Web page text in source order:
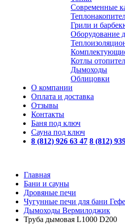
Современные
Грили и
Оборудование
Котлы
Дымоходы
Облицовки
О компании
Оплата и доставка
Отзывы
Контакты
Баня под ключ
Сауна под ключ
8 (812) 926 63 47 8 (812)
Главная
Бани и сауны
Дровяные печи
Чугунные печи для бани
Дымоходы Вермилоджик
Труба дымовая L1000 D200